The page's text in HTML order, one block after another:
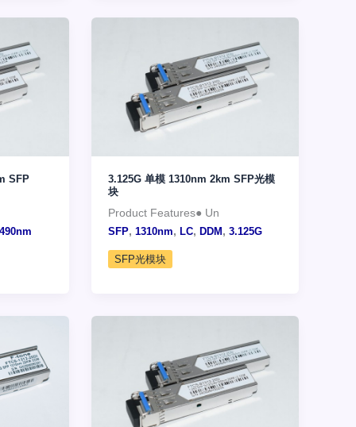
SFP
3.125G 单模 1310nm 2km SFP光模
块
Product Features● Un
SFP, 1310nm, LC, DDM , 3.125G
SFP光模块